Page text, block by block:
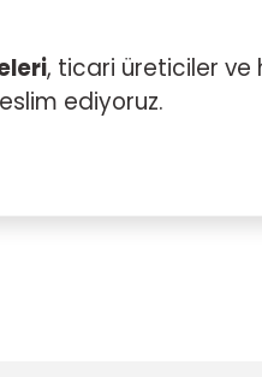
, ticari üreticiler ve
ediyoruz.